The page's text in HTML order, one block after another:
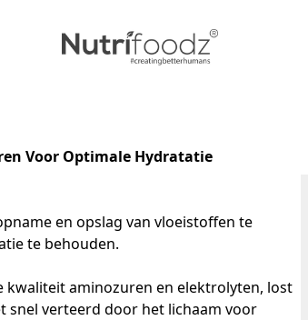
Voor Optimale Hydratatie
en opslag van vloeistoffen te
te behouden.
kwaliteit aminozuren en elektrolyten, lost
verteerd door het lichaam voor